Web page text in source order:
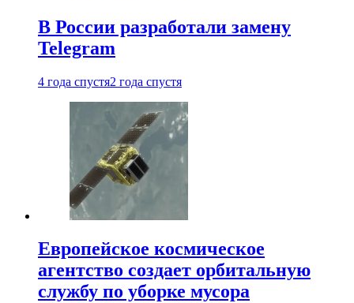
В России разработали замену
Telegram
4 года спустя2 года спустя
Европейское космическое
агентство создает орбитальную
службу по уборке мусора